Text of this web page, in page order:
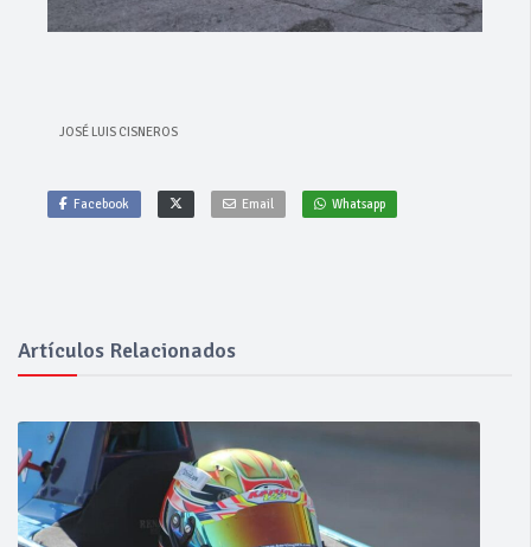
JOSÉ LUIS CISNEROS
Facebook Email Whatsapp
Artículos Relacionados